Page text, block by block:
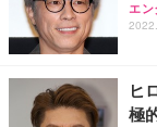
エン
ヒ
極